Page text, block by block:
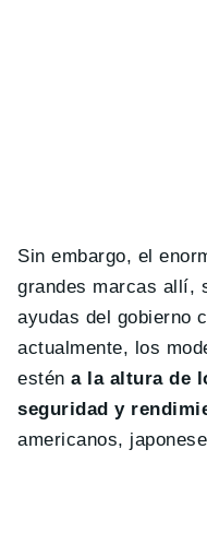
Sin embargo, el
grandes marcas allí,
ayudas del gobierno
actualmente, los
esténa la altura de
seguridad y
americanos,